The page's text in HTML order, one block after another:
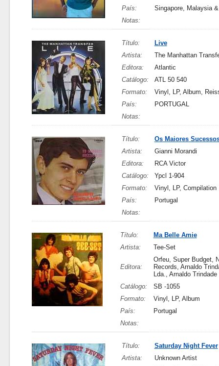
País:
Singapore, Malaysia
Notas:
Título:
Live
Artista:
The Manhattan
Editora:
Atlantic
Catálogo:
ATL 50 540
Formato:
Vinyl, LP, Album,
País:
PORTUGAL
Notas:
Título:
Os Maiores
Artista:
Gianni Morandi
Editora:
RCA Victor
Catálogo:
Ypcl 1-904
Formato:
Vinyl, LP, Compilation
País:
Portugal
Notas:
Título:
Ma Belle Amie
Artista:
Tee-Set
Editora:
Orfeu, Super Budget,
Records, Arnaldo
Lda., Arnaldo
Catálogo:
SB -1055
Formato:
Vinyl, LP, Album
País:
Portugal
Notas:
Título:
Saturday Night Fever
Artista:
Unknown Artist